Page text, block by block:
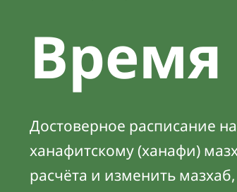
Время
Достоверное расписание
ханафитскому (ханафи)
расчёта и изменить